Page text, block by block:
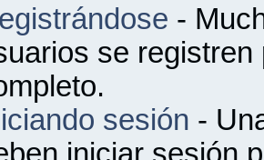
-
se
sesión -
iniciar sesión